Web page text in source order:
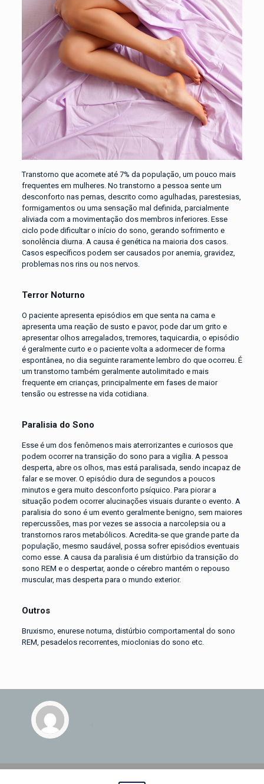
Transtorno que acomete até 7% da população, um pouco mais
frequentes em mulheres. No transtorno a pessoa sente um
desconforto nas pernas, descrito como agulhadas, parestesias,
formigamentos ou uma sensação mal definida, parcialmente
aliviada com a movimentação dos membros inferiores. Esse
ciclo pode dificultar o início do sono, gerando sofrimento e
sonolência diurna. A causa é genética na maioria dos casos.
Casos específicos podem ser causados por anemia, gravidez,
problemas nos rins ou nos nervos.
Terror Noturno
O paciente apresenta episódios em que senta na cama e
apresenta uma reação de susto e pavor, pode dar um grito e
apresentar olhos arregalados, tremores, taquicardia, o episódio
é geralmente curto e o paciente volta a adormecer de forma
espontânea, no dia seguinte raramente lembro do que ocorreu. É
um transtorno também geralmente autolimitado e mais
frequente em crianças, principalmente em fases de maior
tensão ou estresse na vida cotidiana.
Paralisia do Sono
Esse é um dos fenômenos mais aterrorizantes e curiosos que
podem ocorrer na transição do sono para a vigília. A pessoa
desperta, abre os olhos, mas está paralisada, sendo incapaz de
falar e se mover. O episódio dura de segundos a poucos
minutos e gera muito desconforto psíquico. Para piorar a
situação podem ocorrer alucinações visuais durante o evento. A
paralisia do sono é um evento geralmente benigno, sem maiores
repercussões, mas por vezes se associa a narcolepsia ou a
transtornos raros metabólicos. Acredita-se que grande parte da
população, mesmo saudável, possa sofrer episódios eventuais
como esse. A causa da paralisia é um distúrbio da transição do
sono REM e o despertar, aonde o cérebro mantém o repouso
muscular, mas desperta para o mundo exterior.
Outros
Bruxismo, enurese noturna, distúrbio comportamental do sono
REM, pesadelos recorrentes, mioclonias do sono etc.